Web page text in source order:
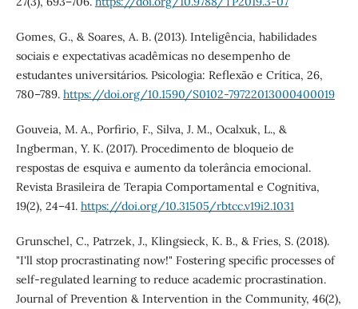
Gomes, G., & Soares, A. B. (2013). Inteligência, habilidades
sociais e expectativas acadêmicas no desempenho de
estudantes universitários. Psicologia: Reflexão e Crítica, 26,
780–789. https://doi.org/10.1590/S0102-79722013000400019
Gouveia, M. A., Porfirio, F., Silva, J. M., Ocalxuk, L., &
Ingberman, Y. K. (2017). Procedimento de bloqueio de
respostas de esquiva e aumento da tolerância emocional.
Revista Brasileira de Terapia Comportamental e Cognitiva,
19(2), 24–41. https://doi.org/10.31505/rbtcc.v19i2.1031
Grunschel, C., Patrzek, J., Klingsieck, K. B., & Fries, S. (2018).
"I'll stop procrastinating now!" Fostering specific processes of
self-regulated learning to reduce academic procrastination.
Journal of Prevention & Intervention in the Community, 46(2),